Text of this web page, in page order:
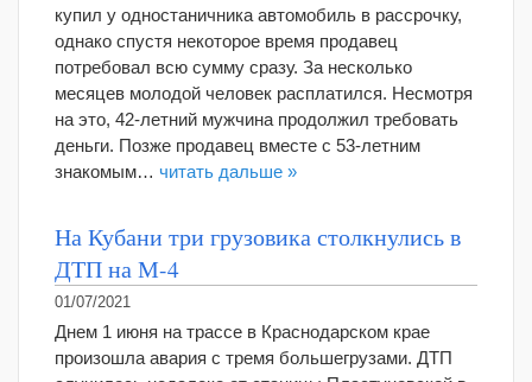
купил у одностаничника автомобиль в рассрочку,
однако спустя некоторое время продавец
потребовал всю сумму сразу. За несколько
месяцев молодой человек расплатился. Несмотря
на это, 42-летний мужчина продолжил требовать
деньги. Позже продавец вместе с 53-летним
знакомым… читать дальше »
На Кубани три грузовика столкнулись в
ДТП на М-4
01/07/2021
Днем 1 июня на трассе в Краснодарском крае
произошла авария с тремя большегрузами. ДТП